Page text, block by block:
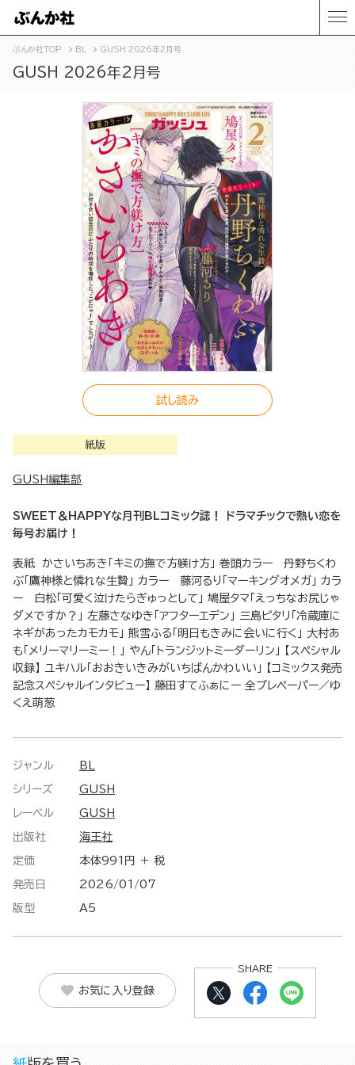
ぶんか社TOP BL GUSH 2026年2月号
GUSH 2026年2月号
試し読み
紙版
GUSH編集部
SWEET＆HAPPYな月刊BLコミック誌！ ドラマチックで熱い恋を
毎号お届け！
表紙 かさいちあき「キミの撫で方躾け方」 巻頭カラー 丹野ちくわ
ぶ「鷹神様と憐れな生贄」 カラー 藤河るり「マーキングオメガ」 カラ
ー 白松「可愛く泣けたらぎゅっとして」 鳩屋タマ「えっちなお尻じゃ
ダメですか？」 左藤さなゆき「アフターエデン」 三島ピタリ「冷蔵庫に
ネギがあったカモカモ」 熊雪ふる「明日もきみに会いに行く」 大村あ
も「メリーマリーミー！」 やん「トランジットミーダーリン」 【スペシャル
収録】 ユキハル「おおきいきみがいちばんかわいい」 【コミックス発売
記念スペシャルインタビュー】 藤田すてふぁにー 全プレペーパー／ゆ
くえ萌葱
ジャンル BL
シリーズ GUSH
レーベル GUSH
出版社 海王社
定価 本体991円 ＋ 税
発売日 2026/01/07
版型 A5
お気に入り登録
SHARE